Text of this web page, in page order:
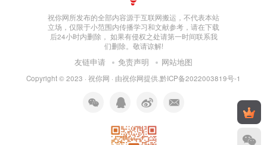
祝你网所发布的全部内容源于互联网搬运，不代表本站
立场，仅限于小范围内传播学习和文献参考，请在下载
后24小时内删除， 如果有侵权之处请第一时间联系我
们删除。敬请谅解!
友链申请 免责声明 网站地图
Copyright © 2023 · 祝你网 · 由祝你网提供.黔ICP备2022003819号-1